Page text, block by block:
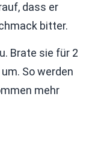
dass er
bitter.
Brate sie für 2
So werden
mehr